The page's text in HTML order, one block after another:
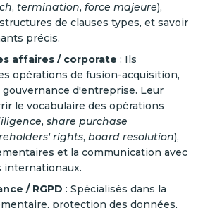
, termination, force majeure),
de clauses types, et savoir
précis.
affaires / corporate : Ils
opérations de fusion-acquisition,
d'entreprise. Leur
le vocabulaire des opérations
, share purchase
rights, board resolution),
et la communication avec
internationaux.
/ RGPD : Spécialisés dans la
protection des données,